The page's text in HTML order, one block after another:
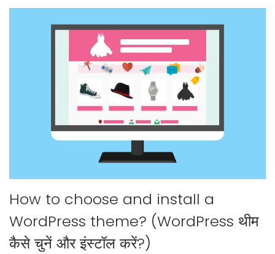
How to choose and install a
WordPress theme? (WordPress थीम
कैसे चुनें और इंस्टॉल करें?)